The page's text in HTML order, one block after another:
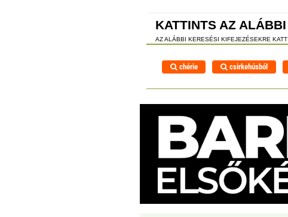
KATTINTS AZ
AZ ALÁBBI KERESÉSI KIFEJEZÉSEKRE
chérie csirkehúsból